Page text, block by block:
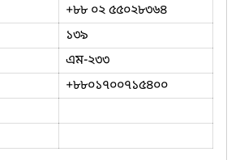
+৮৮ ০২ ৫৫০২৮৩৬৪
১৩৯
এম-২৩৩
+৮৮০১৭০০৭১৫৪০০